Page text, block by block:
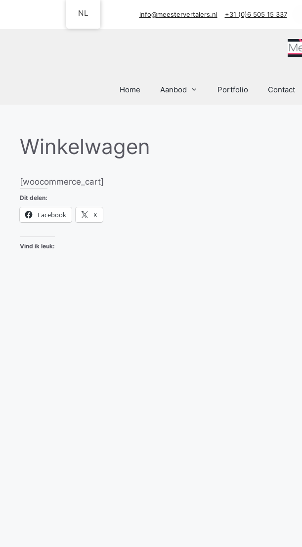
info@meestervertalers.nl +31 (0)6 505 15 337
Home Aanbod Portfolio Contact
Winkelwagen
[woocommerce_cart]
Dit delen:
Facebook X
Vind ik leuk:
NL